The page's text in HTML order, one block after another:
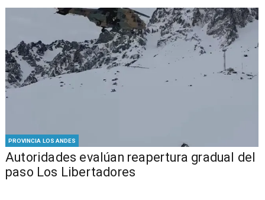
PROVINCIA LOS ANDES
​​Autoridades evalúan reapertura gradual del
paso Los Libertadores